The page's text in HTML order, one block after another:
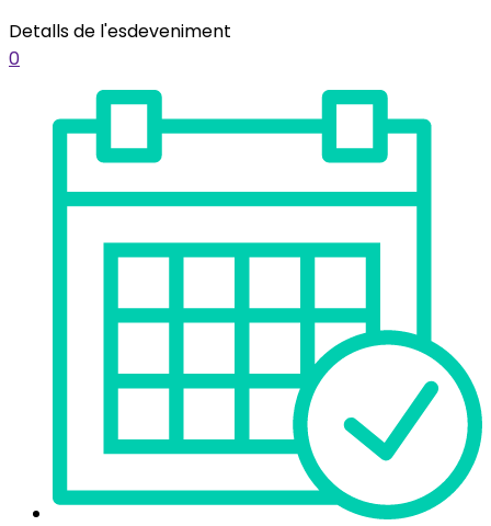
Detalls de l'esdeveniment
0